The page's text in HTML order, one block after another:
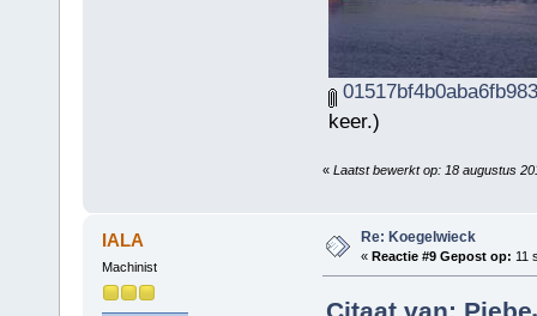
keer.)
« Laatst bewerkt op: 18 augustus
IALA
Machinist
Re: Koegelwieck
« Reactie #9 Gepost op: 11